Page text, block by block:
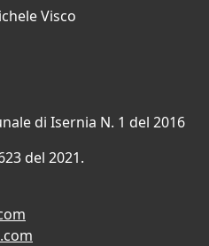
Visco
di Isernia N. 1 del 2016
del 2021.